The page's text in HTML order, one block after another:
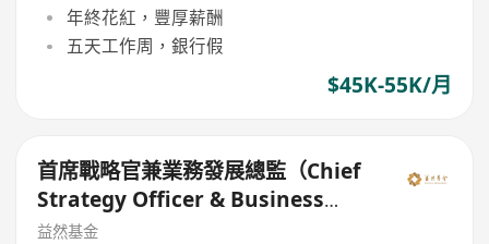
年終花紅，豐厚薪酬
五天工作周，銀行假
$45K-55K/月
首席戰略官兼業務發展總監（Chief
Strategy Officer & Business
Development Director）
益然基金